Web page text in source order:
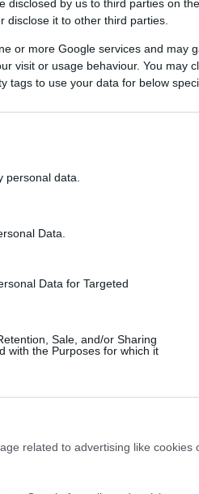
disclosed by us to third parties on the
disclose it to other third parties.
or more Google services and may
visit or usage behaviour. You may
tags to use your data for below
personal data.
Data.
Data for Targeted
Sale, and/or Sharing
with the Purposes for which it
related to advertising like cookies
Nel 2019 il
grazie alle nuove
più un valore
diprevenzione
deputato.
credenziali
da diporto a
punteggio in